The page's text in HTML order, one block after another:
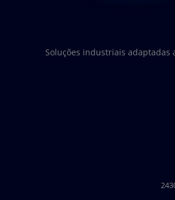
Soluções industriais adaptadas